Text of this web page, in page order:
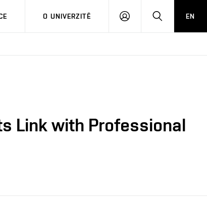
O UNIVERZITĚ
PŘIHLÁSIT HLEDATEN
Link with Professional